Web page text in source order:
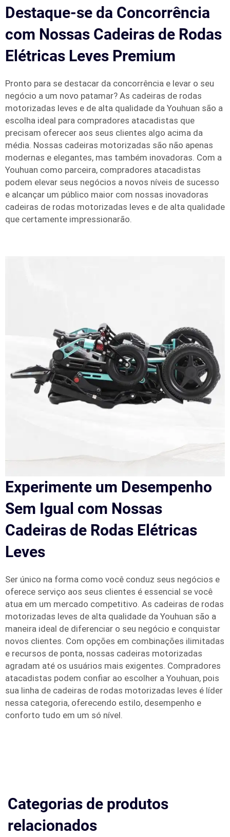
Destaque-se da Concorrência
com Nossas Cadeiras de Rodas
Elétricas Leves Premium
Pronto para se destacar da concorrência e levar o seu
negócio a um novo patamar? As cadeiras de rodas
motorizadas leves e de alta qualidade da Youhuan são a
escolha ideal para compradores atacadistas que
precisam oferecer aos seus clientes algo acima da
média. Nossas cadeiras motorizadas são não apenas
modernas e elegantes, mas também inovadoras. Com a
Youhuan como parceira, compradores atacadistas
podem elevar seus negócios a novos níveis de sucesso
e alcançar um público maior com nossas inovadoras
cadeiras de rodas motorizadas leves e de alta qualidade
que certamente impressionarão.
Experimente um Desempenho
Sem Igual com Nossas
Cadeiras de Rodas Elétricas
Leves
Ser único na forma como você conduz seus negócios e
oferece serviço aos seus clientes é essencial se você
atua em um mercado competitivo. As cadeiras de rodas
motorizadas leves de alta qualidade da Youhuan são a
maneira ideal de diferenciar o seu negócio e conquistar
novos clientes. Com opções em combinações ilimitadas
e recursos de ponta, nossas cadeiras motorizadas
agradam até os usuários mais exigentes. Compradores
atacadistas podem confiar ao escolher a Youhuan, pois
sua linha de cadeiras de rodas motorizadas leves é líder
nessa categoria, oferecendo estilo, desempenho e
conforto tudo em um só nível.
Categorias de produtos
relacionados